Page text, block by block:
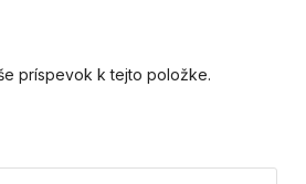
príspevok k tejto položke.